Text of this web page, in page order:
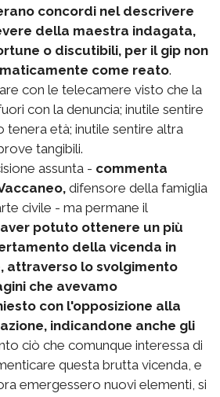
concordi nel descrivere
della maestra indagata,
o discutibili, per il gip non
come reato.
con le telecamere visto che la
con la denuncia; inutile sentire
tenera età; inutile sentire altra
tangibili.
assunta - commenta
difensore della famiglia
civile - ma permane il
potuto ottenere un più
della vicenda in
attraverso lo svolgimento
che avevamo
con l'opposizione alla
indicandone anche gli
ciò che comunque interessa di
questa brutta vicenda, e
emergessero nuovi elementi, si